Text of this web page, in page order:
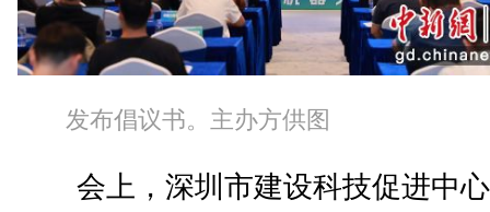
发布倡议书。主办方供图
会上，深圳市建设科技促进中